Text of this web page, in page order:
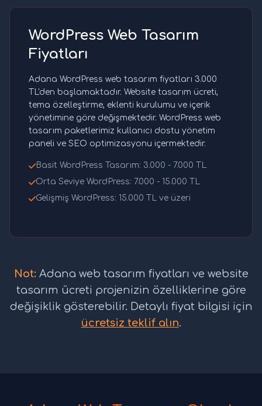
WordPress Web Tasarım
Fiyatları
Adana WordPress web tasarım fiyatları 3.000
TL'den başlamaktadır. Website tasarım ücreti,
tema özelleştirme, eklenti kurulumu ve içerik
yönetimine göre değişmektedir. WordPress web
tasarım paketlerimiz kullanıcı dostu yönetim
paneli ve SEO optimizasyonu içermektedir.
Basit WordPress Tasarım: 3.000 - 7.000 TL
Orta Seviye WordPress: 7.000 - 15.000 TL
Gelişmiş WordPress: 15.000 TL ve üzeri
Not:Adana web tasarım fiyatları ve website
tasarım ücreti projenizin özelliklerine göre
değişiklik gösterebilir. Detaylı fiyat bilgisi için
ücretsiz teklif alın.